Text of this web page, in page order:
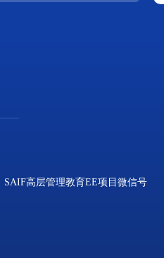
SAIF高层管理教育EE项目微信号